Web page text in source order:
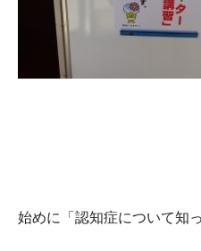
始めに「認知症について知